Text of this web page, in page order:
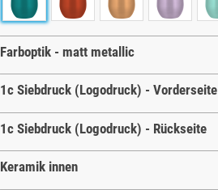
Farboptik - matt metallic
1c Siebdruck (Logodruck) - Vorderseite
1c Siebdruck (Logodruck) - Rückseite
Keramik innen